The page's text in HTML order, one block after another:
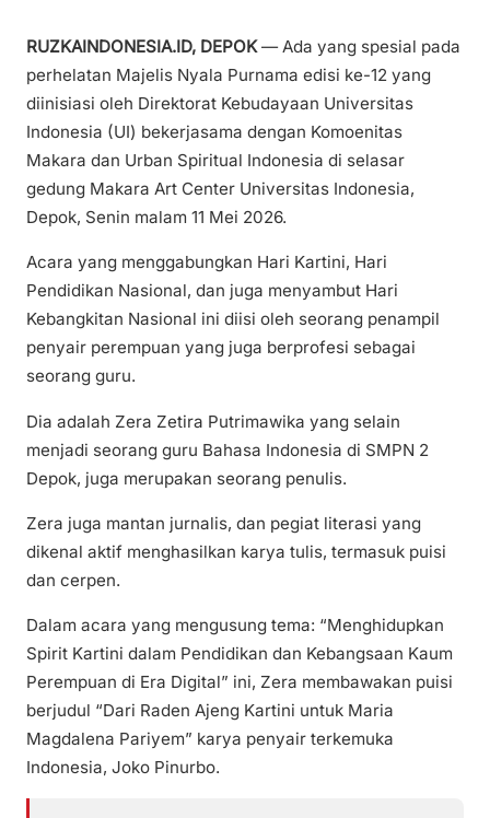
RUZKAINDONESIA.ID, DEPOK— Ada yang spesial pada
perhelatan Majelis Nyala Purnama edisi ke-12 yang
diinisiasi oleh Direktorat Kebudayaan Universitas
Indonesia (UI) bekerjasama dengan Komoenitas
Makara dan Urban Spiritual Indonesia di selasar
gedung Makara Art Center Universitas Indonesia,
Depok, Senin malam 11 Mei 2026.
Acara yang menggabungkan Hari Kartini, Hari
Pendidikan Nasional, dan juga menyambut Hari
Kebangkitan Nasional ini diisi oleh seorang penampil
penyair perempuan yang juga berprofesi sebagai
seorang guru.
Dia adalah Zera Zetira Putrimawika yang selain
menjadi seorang guru Bahasa Indonesia di SMPN 2
Depok, juga merupakan seorang penulis.
Zera juga mantan jurnalis, dan pegiat literasi yang
dikenal aktif menghasilkan karya tulis, termasuk puisi
dan cerpen.
Dalam acara yang mengusung tema: “Menghidupkan
Spirit Kartini dalam Pendidikan dan Kebangsaan Kaum
Perempuan di Era Digital” ini, Zera membawakan puisi
berjudul “Dari Raden Ajeng Kartini untuk Maria
Magdalena Pariyem” karya penyair terkemuka
Indonesia, Joko Pinurbo.